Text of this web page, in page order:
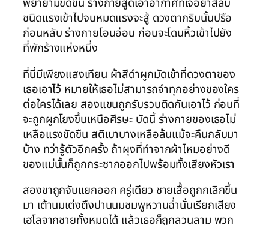
ชนิดแรงเข้าไปจนหมดแรงจะสู้ ดวงตากริบนั้นปรือ
ก่อนหลับ ร่างกายโอนอ่อน ก่อนจะโดนหิ้วเข้าไปยัง
ที่พักร้างแห่งหนึ่ง
ที่นี่มีเพียงแสงเทียน ผ้าสีดำผูกมัดเข้าที่ดวงตาของ
เธอเอาไว้ หมายให้เธอไม่สามารถจำทุกอย่างของใคร
ต่อใครได้เลย สองแขนถูกรับรวบติดกันเอาไว้ ก่อนที่
จะถูกผูกโยงขึ้นเหนือศีรษะ บัดนี้ ร่างกายของเธอไม่
เหลือแรงขัดขืน สติเบาบางเหลือล้นแม้จะคืนกลับมา
บ้าง ทว่ารู้ตัวอีกครั้ง ถ้าผุงที่ทำจากผ้าไหมอย่างดี
ของแม่นั้นก็ถูกกระชากออกไปพร้อมทั้งเสียงหัวเรา
สองขาถูกจับแยกออก ครู่เดียว ชายเสื้อถูกกเลิกขึ้น
มา เต้านมเต่งตึงปานนมชมพูหวานฉ่ำนั่นเรียกเสียง
เฮโลจากชายทั้งหมดได้ แล้วเธอก็ถูกลวนลาม พวก